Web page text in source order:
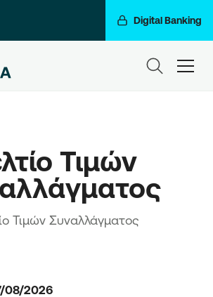
Digital Banking
Banking
Τιμών
Τιμών Συναλλάγματος
08/2026